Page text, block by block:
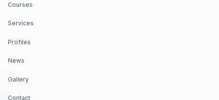
Courses
Services
Profiles
News
Gallery
Contact